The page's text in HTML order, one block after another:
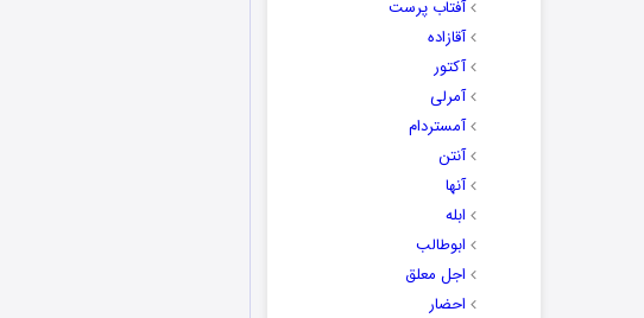
آفتاب پرست
آقازاده
آکتور
آمرلی
آمستردام
آنتن
آنها
ابله
ابوطالب
اجل معلق
احضار